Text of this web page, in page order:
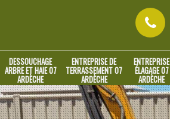
DESSOUCHAGE
ARBRE ET HAIE 07
ARDÈCHE
ENTREPRISE DE
TERRASSEMENT 07
ARDÈCHE
ENTREPRISE
ÉLAGAGE 07
ARDÈCHE